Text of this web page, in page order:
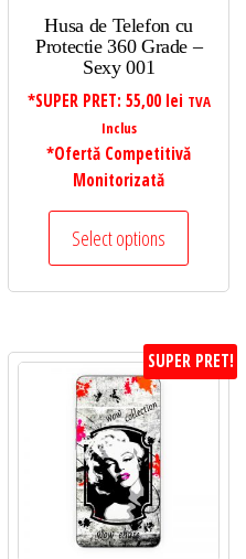
Husa de Telefon cu
Protectie 360 Grade –
Sexy 001
*SUPER PRET: 55,00 lei TVA
Inclus
*Ofertă Competitivă
Monitorizată
Select options
SUPER PRET!